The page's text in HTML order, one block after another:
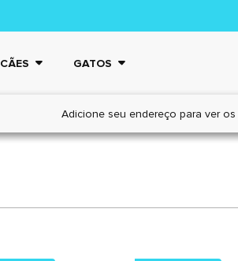
CÃES GATOS
Adicione seu endereço para ver os